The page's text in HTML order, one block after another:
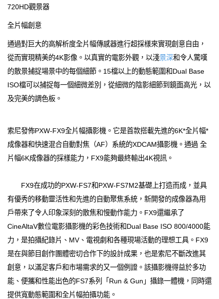
720HD觀景器
全片幅創意
通過對巨大的高解析度全片幅傳感器進行超採樣來實現創意自由，
從而實現精美的4K影像。以真實的電影外觀，以淺景深和令人驚嘆
的散景捕捉場景中的每個細節。15檔以上的動態範圍和Dual Base
ISO檔可以捕捉每一個細微差別，從細微的陰影細節到鏡面高光，以
及完美的調色板。
索尼發佈PXW-FX9全片幅攝影機。它是首款搭載先進的6K*全片幅*
成像器和快速混合自動對焦（AF）系統的XDCAM攝影機。通過 全
片幅6K成像器的採樣能力，FX9能夠最終輸出4K視訊。
FX9在成功的PXW-FS7和PXW-FS7M2基礎上打造而成，並具
有優秀的移動靈活性和先進的自動聚焦系統，新開發的成像器為用
戶帶來了令人印象深刻的散焦和慢動作能力。FX9還繼承了
CineAltaV數位電影攝影機的彩色技術和Dual Base ISO 800/4000能
力，是拍攝紀錄片、MV、電視劇和各種現場活動的理想工具。FX9
是在與節目創作團體密切合作下的設計成果，也是索尼不斷改進其
創意，以滿足客戶和市場需求的又一個例證。該攝影機得益於多功
能、便攜和性能出色的FS7系列「Run & Gun」攝錄一體機，同時還
提供寬動態範圍和全片幅拍攝功能。